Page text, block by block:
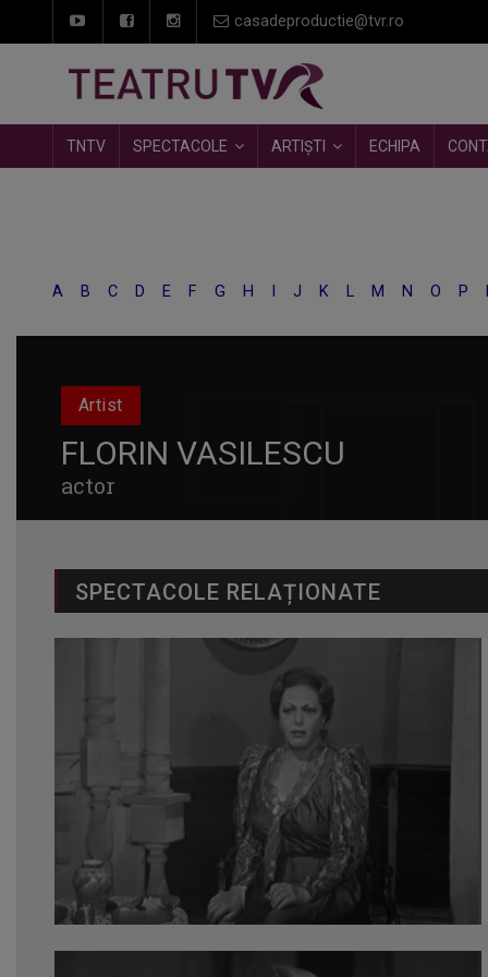
casadeproductie@tvr.ro
TNTV SPECTACOLE ARTIȘTI ECHIPA
A B C D E F G H J K L M N O P
Artist
FLORIN VASILESCU
actor
SPECTACOLE RELAȚIONATE